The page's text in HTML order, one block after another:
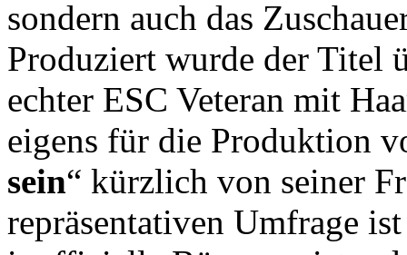
sondern auch das
Produziert wurde der Titel
echter ESC Veteran mit
eigens für die Produktion
sein“ kürzlich von seiner
repräsentativen Umfrage